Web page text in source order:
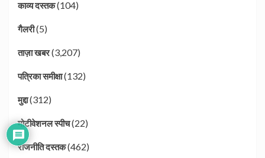
काव्य दस्तक(104)
गैलरी(5)
ताज़ा खबर(3,207)
पत्रिका समीक्षा(132)
मुद्दा(312)
मोटीवेशनल स्पीच(22)
राजनीति दस्तक(462)